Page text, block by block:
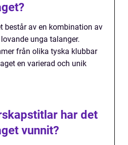
består av en kombination av
unga talanger.
från olika tyska klubbar
en varierad och unik
har det
vunnit?